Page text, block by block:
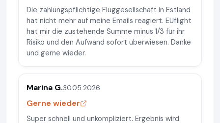
Die zahlungspflichtige Fluggesellschaft in Estland
hat nicht mehr auf meine Emails reagiert. EUflight
hat mir die zustehende Summe minus 1/3 für ihr
Risiko und den Aufwand sofort überwiesen. Danke
und gerne wieder.
Marina G.30.05.2026
Gerne wieder
Super schnell und unkompliziert. Ergebnis wird